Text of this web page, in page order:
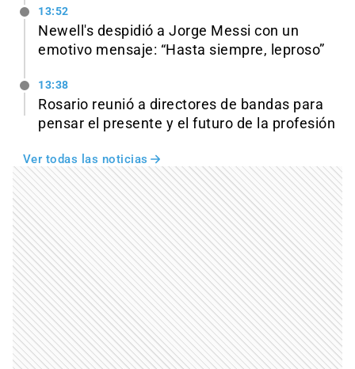
13:52
Newell's despidió a Jorge Messi con un
emotivo mensaje: “Hasta siempre, leproso”
13:38
Rosario reunió a directores de bandas para
pensar el presente y el futuro de la profesión
Ver todas las noticias